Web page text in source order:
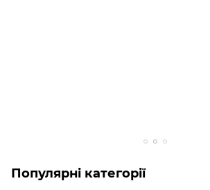
Популярні категорії